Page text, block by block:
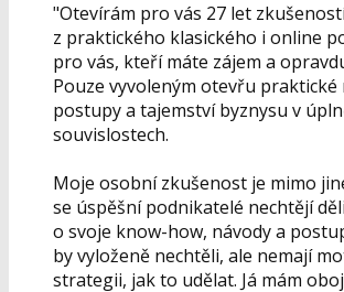
"Otevírám pro vás 27 let
z praktického klasického i online
pro vás, kteří máte zájem a
Pouze vyvoleným otevřu praktické
postupy a tajemství byznysu v
souvislostech.
Moje osobní zkušenost je mimo
se úspěšní podnikatelé nechtějí
o svoje know-how, návody a
by vyloženě nechtěli, ale nemají
strategii, jak to udělat. Já mám